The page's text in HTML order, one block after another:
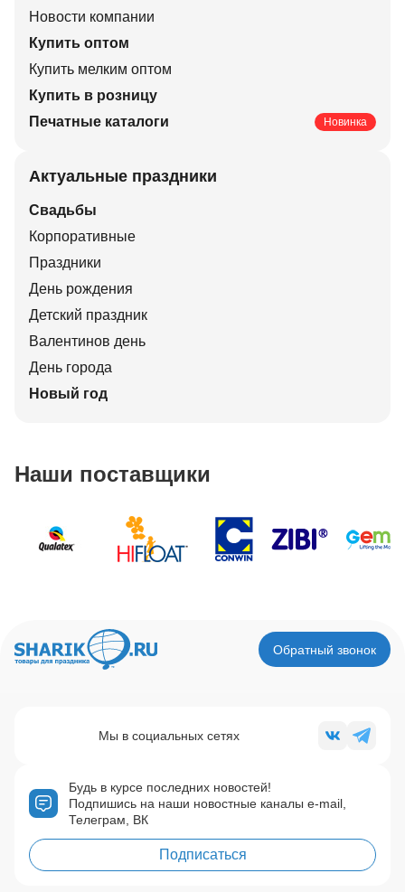
Новости компании
Купить оптом
Купить мелким оптом
Купить в розницу
Печатные каталоги
Новинка
Актуальные праздники
Свадьбы
Корпоративные
Праздники
День рождения
Детский праздник
Валентинов день
День города
Новый год
Наши поставщики
Обратный звонок
Будь в курсе последних новостей!
Подпишись на наши новостные каналы e-mail,
Телеграм, ВК
Подписаться
Мы в социальных сетях